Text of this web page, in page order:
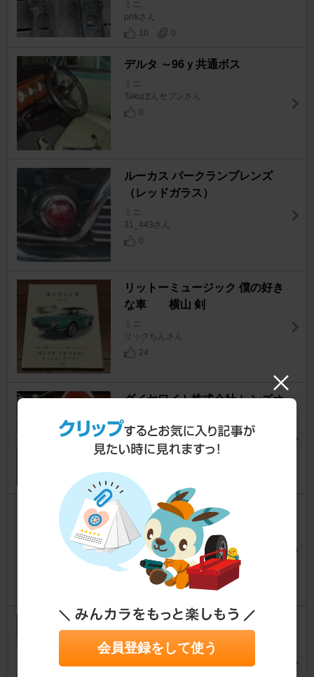
ミニ
prrkさん
10
0
デルタ ～96ｙ共通ボス
ミニ
Takuぼんセブンさん
0
ルーカス パークランプレンズ
（レッドガラス）
ミニ
31_443さん
0
リットーミュージック 僕の好き
な車 横山 剣
ミニ
リックちんさん
24
ダイヤワイト株式会社 レンズオ
ミニ
K.yumeyaさん
SMITHS 油圧計
ミニ
オガッちさん
8
BACOENG エアコン ガスチャ
ージ マニホールドゲージ ＆ 真
空ポンプ セット
会員登録をして使う